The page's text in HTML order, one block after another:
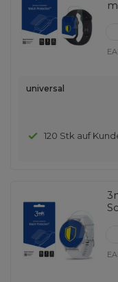
universal
120 Stk auf